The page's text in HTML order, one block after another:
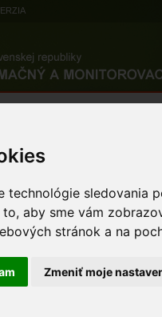
technológie sledovania
aby sme vám
stránok a na
Zmeniť moje
záznamy